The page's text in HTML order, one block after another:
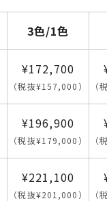
3色/1色
¥172,700
（税抜¥157,000） （
¥196,900
（税抜¥179,000） （
¥221,100
（税抜¥201,000） （